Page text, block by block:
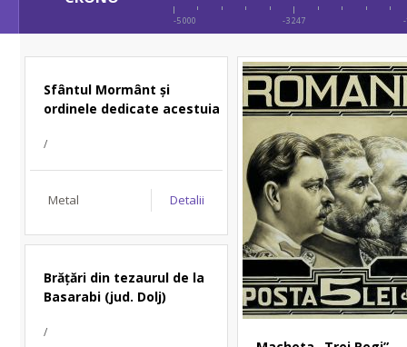
-5 000 -3 247
Sfântul Mormânt și
ordinele dedicate acestuia
/
Metal Detalii
Brățări din tezaurul de la
Basarabi (jud. Dolj)
/